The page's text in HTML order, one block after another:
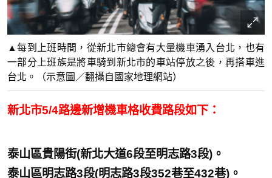
▲每到上班時間，從新北市總會有大量機車湧入台北，也有
一部分上班族是將車騎到新北市的車站停放之後，再搭車進
台北。（示意圖／翻攝自國家地理網站）
新北市5/4路邊新增機車格收費路段如下：
泰山區貴陽街(新北大道6段至明志路3段)。
泰山區明志路3段(明志路3段352巷至432巷)。